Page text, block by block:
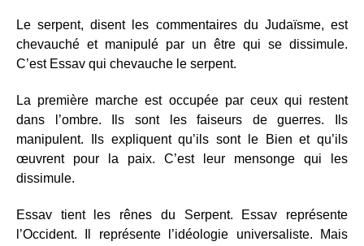
Le serpent, disent les commentaires du Judaïsme, est
chevauché et manipulé par un être qui se dissimule.
C’est Essav qui chevauche le serpent.
La première marche est occupée par ceux qui restent
dans l’ombre. Ils sont les faiseurs de guerres. Ils
manipulent. Ils expliquent qu’ils sont le Bien et qu’ils
œuvrent pour la paix. C’est leur mensonge qui les
dissimule.
Essav tient les rênes du Serpent. Essav représente
l’Occident. Il représente l’idéologie universaliste. Mais